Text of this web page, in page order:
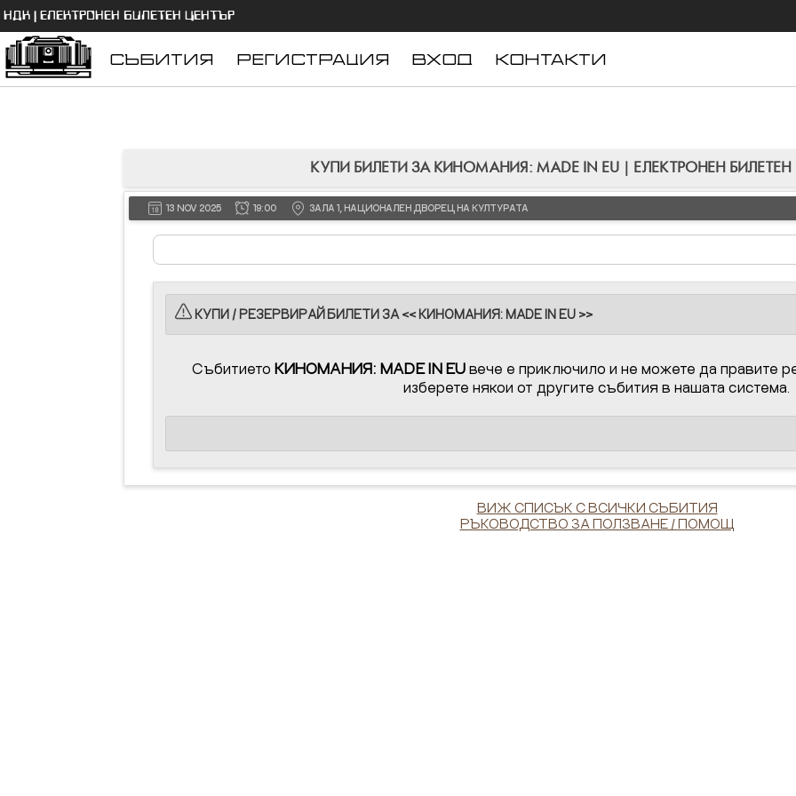
НДК | ЕЛЕКТРОНЕН БИЛЕТЕН ЦЕНТЪР
СЪБИТИЯ РЕГИСТРАЦИЯ ВХОД КОНТАКТИ
КУПИ БИЛЕТИ ЗА КИНОМАНИЯ: MADE IN EU | ЕЛЕКТРОНЕН
13 NOV 2025 19:00 ЗАЛА 1, НАЦИОНАЛЕН ДВОРЕЦ НА КУЛТУРАТА
КУПИ / РЕЗЕРВИРАЙ БИЛЕТИ ЗА << КИНОМАНИЯ: MADE IN EU >>
Събитието КИНОМАНИЯ: MADE IN EUвече е приключило и не можете да правите
изберете някои от другите събития в нашата система.
ВИЖ СПИСЪК С ВСИЧКИ СЪБИТИЯ
РЪКОВОДСТВО ЗА ПОЛЗВАНЕ / ПОМОЩ